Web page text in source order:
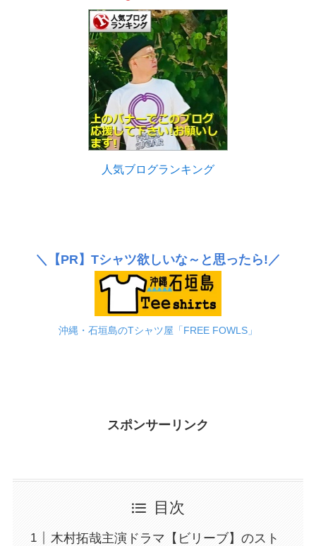
人気ブログランキング
＼ 【PR】 Tシャツ欲しいな～と思ったら!／
沖縄・石垣島のTシャツ屋「FREE FOWLS」
スポンサーリンク
目次
木村拓哉主演ドラマ【ビリーブ】のスト